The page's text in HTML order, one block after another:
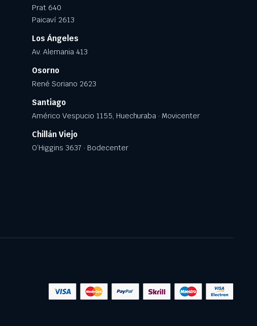
Prat 640
Paicaví 2613
Los Ángeles
Av. Alemania 413
Osorno
René Soriano 2623
Santiago
Américo Vespucio 1155, Huechuraba · Movicenter
Chillán Viejo
O’Higgins 3637 · Bodecenter